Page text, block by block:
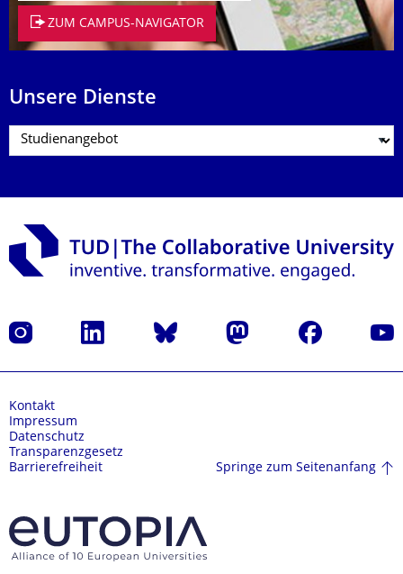
ZUM CAMPUS-NAVIGATOR
Unsere Dienste
Instagram LinkedIn Bluesky Mastodon Facebook
Kontakt
Impressum
Datenschutz
Transparenzgesetz
Barrierefreiheit
Springe zum Seitenanfang